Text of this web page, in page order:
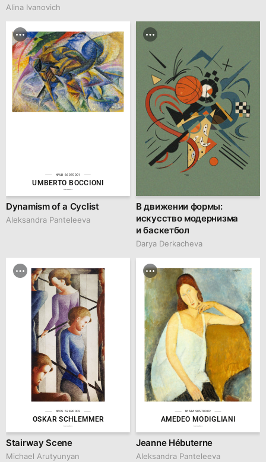
Alina Ivanovich
№UB 66070001
UMBERTO BOCCIONI
Dynamism of a Cyclist
Aleksandra Panteleeva
В движении формы:
искусство модернизма
и баскетбол
Darya Derkacheva
№OS 52490002
OSKAR SCHLEMMER
Stairway Scene
Michael Arutyunyan
№AM 98570002
AMEDEO MODIGLIANI
Jeanne Hébuterne
Aleksandra Panteleeva